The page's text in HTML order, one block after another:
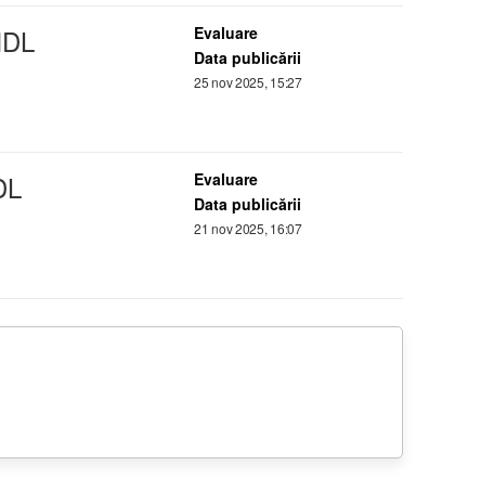
Evaluare
Data publicării
25 nov 2025, 15:27
Evaluare
Data publicării
21 nov 2025, 16:07